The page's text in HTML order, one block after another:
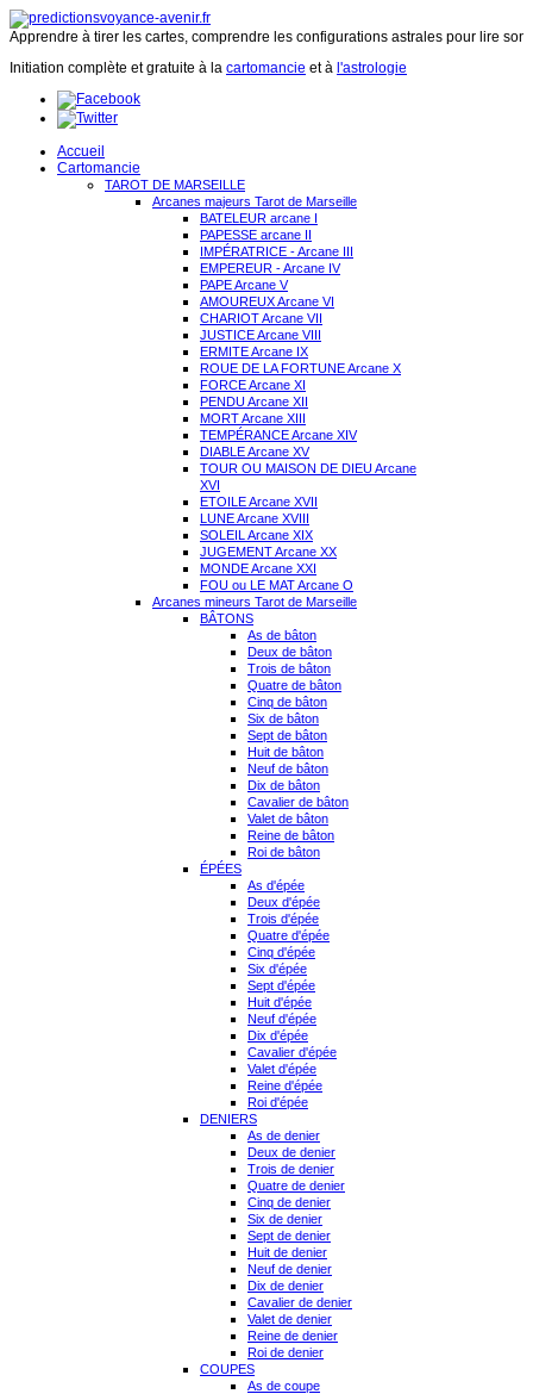
Apprendre à tirer les cartes, comprendre les configurations astrales pour lire
Initiation complète et gratuite à la cartomancie et à l'astrologie
Accueil
Cartomancie
TAROT DE MARSEILLE
Arcanes majeurs Tarot de Marseille
BATELEUR arcane I
PAPESSE arcane II
IMPÉRATRICE - Arcane III
EMPEREUR - Arcane IV
PAPE Arcane V
AMOUREUX Arcane VI
CHARIOT Arcane VII
JUSTICE Arcane VIII
ERMITE Arcane IX
ROUE DE LA FORTUNE Arcane X
FORCE Arcane XI
PENDU Arcane XII
MORT Arcane XIII
TEMPÉRANCE Arcane XIV
DIABLE Arcane XV
TOUR OU MAISON DE DIEU Arcane
XVI
ETOILE Arcane XVII
LUNE Arcane XVIII
SOLEIL Arcane XIX
JUGEMENT Arcane XX
MONDE Arcane XXI
FOU ou LE MAT Arcane O
Arcanes mineurs Tarot de Marseille
BÂTONS
As de bâton
Deux de bâton
Trois de bâton
Quatre de bâton
Cinq de bâton
Six de bâton
Sept de bâton
Huit de bâton
Neuf de bâton
Dix de bâton
Cavalier de bâton
Valet de bâton
Reine de bâton
Roi de bâton
ÉPÉES
As d'épée
Deux d'épée
Trois d'épée
Quatre d'épée
Cinq d'épée
Six d'épée
Sept d'épée
Huit d'épée
Neuf d'épée
Dix d'épée
Cavalier d'épée
Valet d'épée
Reine d'épée
Roi d'épée
DENIERS
As de denier
Deux de denier
Trois de denier
Quatre de denier
Cinq de denier
Six de denier
Sept de denier
Huit de denier
Neuf de denier
Dix de denier
Cavalier de denier
Valet de denier
Reine de denier
Roi de denier
COUPES
As de coupe